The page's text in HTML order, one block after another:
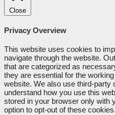
Close
Privacy Overview
This website uses cookies to
navigate through the website.
that are categorized as
they are essential for the
website. We also use third-party
understand how you use this
stored in your browser only with
option to opt-out of these